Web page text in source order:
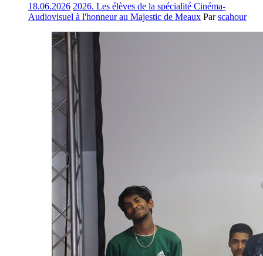
18.06.2026 2026. Les élèves de la spécialité Cinéma-
Audiovisuel à l'honneur au Majestic de Meaux Parscahour